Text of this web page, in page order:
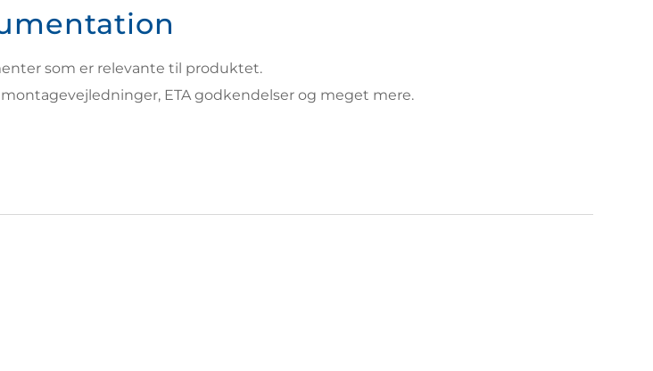
som er relevante til produktet.
ETA godkendelser og meget mere.